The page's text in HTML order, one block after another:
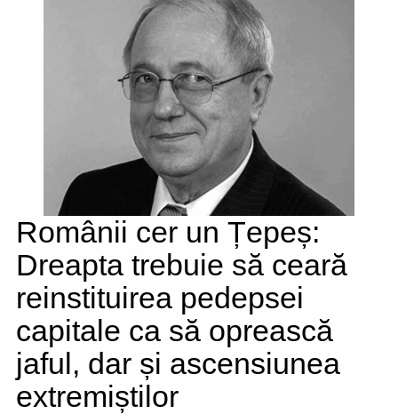
Românii cer un Țepeș:
Dreapta trebuie să ceară
reinstituirea pedepsei
capitale ca să oprească
jaful, dar și ascensiunea
extremiștilor